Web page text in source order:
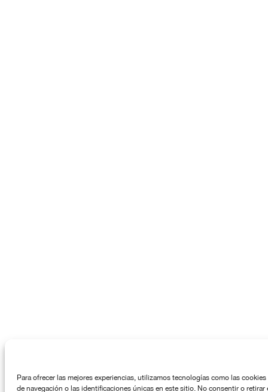
Para ofrecer las mejores experiencias, utilizamos tecnologías como las
de navegación o las identificaciones únicas en este sitio. No consentir o